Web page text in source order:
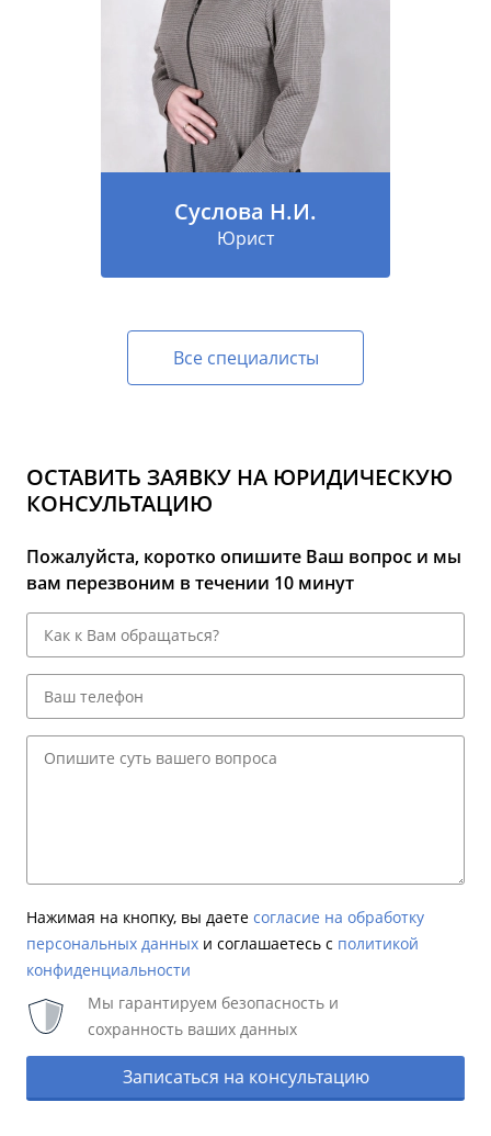
Суслова Н.И.
Юрист
Все специалисты
ОСТАВИТЬ ЗАЯВКУ НА ЮРИДИЧЕСКУЮ
КОНСУЛЬТАЦИЮ
Пожалуйста, коротко опишите Ваш вопрос и мы
вам перезвоним в течении 10 минут
Нажимая на кнопку, вы даете согласие на обработку
персональных данных и соглашаетесь c политикой
конфиденциальности
Мы гарантируем безопасность и
сохранность ваших данных
Записаться на консультацию